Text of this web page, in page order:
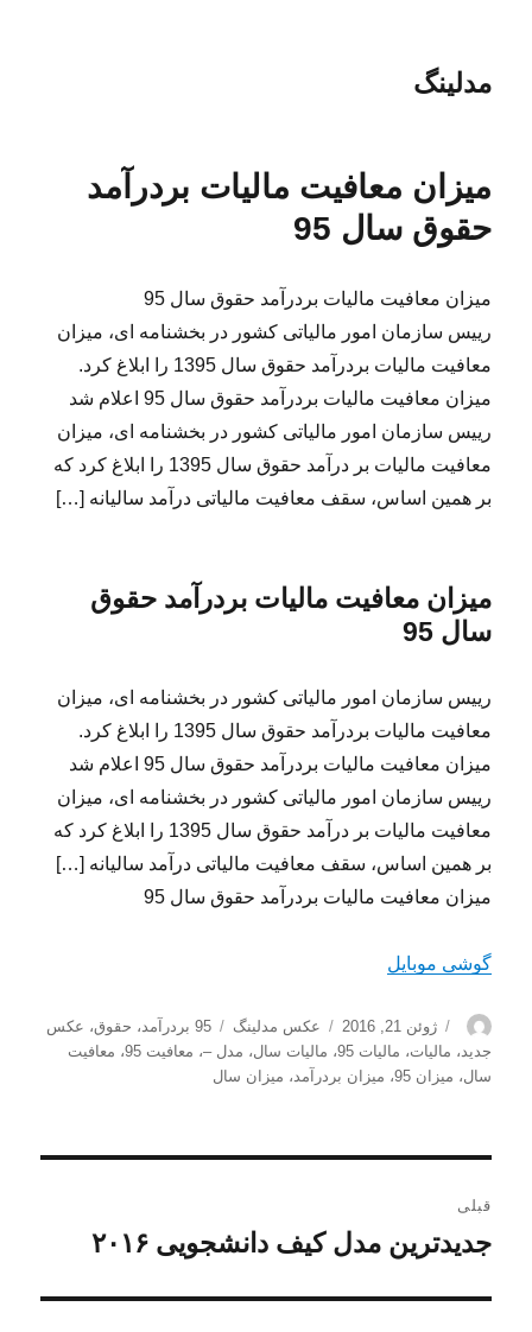
مدلینگ
میزان معافیت مالیات بردرآمد
حقوق سال 95
میزان معافیت مالیات بردرآمد حقوق سال 95
رییس سازمان امور مالیاتی کشور در بخشنامه ای، میزان
معافیت مالیات بردرآمد حقوق سال 1395 را ابلاغ کرد.
میزان معافیت مالیات بردرآمد حقوق سال 95 اعلام شد
رییس سازمان امور مالیاتی کشور در بخشنامه ای، میزان
معافیت مالیات بر درآمد حقوق سال 1395 را ابلاغ کرد که
بر همین اساس، سقف معافیت مالیاتی درآمد سالیانه […]
میزان معافیت مالیات بردرآمد حقوق
سال 95
رییس سازمان امور مالیاتی کشور در بخشنامه ای، میزان
معافیت مالیات بردرآمد حقوق سال 1395 را ابلاغ کرد.
میزان معافیت مالیات بردرآمد حقوق سال 95 اعلام شد
رییس سازمان امور مالیاتی کشور در بخشنامه ای، میزان
معافیت مالیات بر درآمد حقوق سال 1395 را ابلاغ کرد که
بر همین اساس، سقف معافیت مالیاتی درآمد سالیانه […]
میزان معافیت مالیات بردرآمد حقوق سال 95
گوشی موبایل
نویسنده
ارسال
شده
در
ژوئن 21, 2016 دسته‌ها
عکس مدلینگ برچسب‌ها
95 بردرآمد ، حقوق، عکس
جدید، مالیات، مالیات 95 ، مالیات سال، مدل –، معافیت 95 ، معافیت
سال، میزان 95 ، میزان بردرآمد، میزان سال
نوشته
قبلی
نوشته
جدیدترین مدل کیف دانشجویی ۲۰۱۶